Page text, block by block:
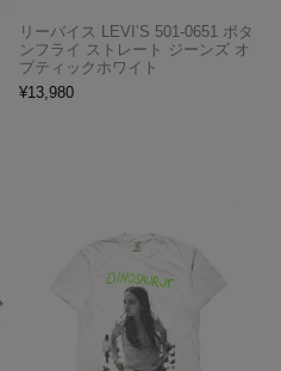
リーバイス LEVI’S 501-0651 ボタ
ンフライ ストレート ジーンズ オ
プティックホワイト
¥13,980